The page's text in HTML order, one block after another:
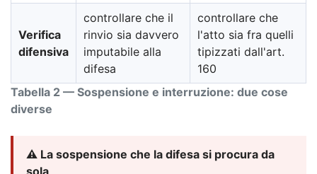
Tabella 2 — Sospensione e interruzione: due cose
diverse
Verifica
difensiva
controllare che il
rinvio sia davvero
imputabile alla
difesa
controllare che
l'atto sia fra quelli
tipizzati dall'art.
160
⚠️ La sospensione che la difesa si procura da
sola